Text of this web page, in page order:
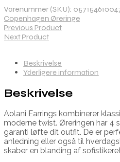
Varenummer (SKU):
Copenhagen Øreringe
Previous Product
Next Product
Beskrivelse
Yderligere information
Beskrivelse
Aolani Earrings kombinerer
moderne twist. Øreringen har 4
garanti løfte dit outfit. De er
anledning eller også til
skaber en blanding af